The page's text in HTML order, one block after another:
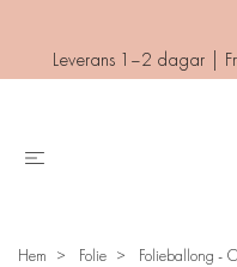
Leverans 1–2 dagar |
Hem Folie Folieballong -